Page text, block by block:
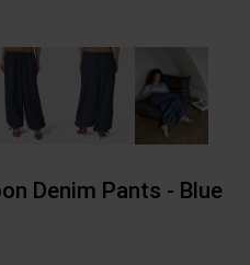
Denim Pants - Blue